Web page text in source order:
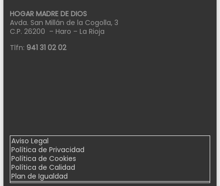
HOGAR MADRE DE DIOS
Avda. San Millán de la Cogolla, 3
C.P. 26200 – Haro – La Rioja
Tlfn: 941 31 02 02
Aviso Legal
Política de Privacidad
Política de Cookies
Política de Calidad
Plan de Igualdad